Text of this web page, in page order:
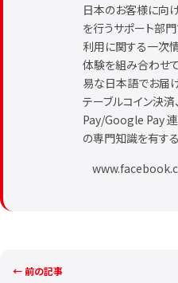
日本のお客様に向
を行うサポート部門
利用に関する一次
体験を組み合わせ
易な日本語でお届
テーブルコイン決済
Pay/Google Pay
の専門知識を有す
← 前の記事